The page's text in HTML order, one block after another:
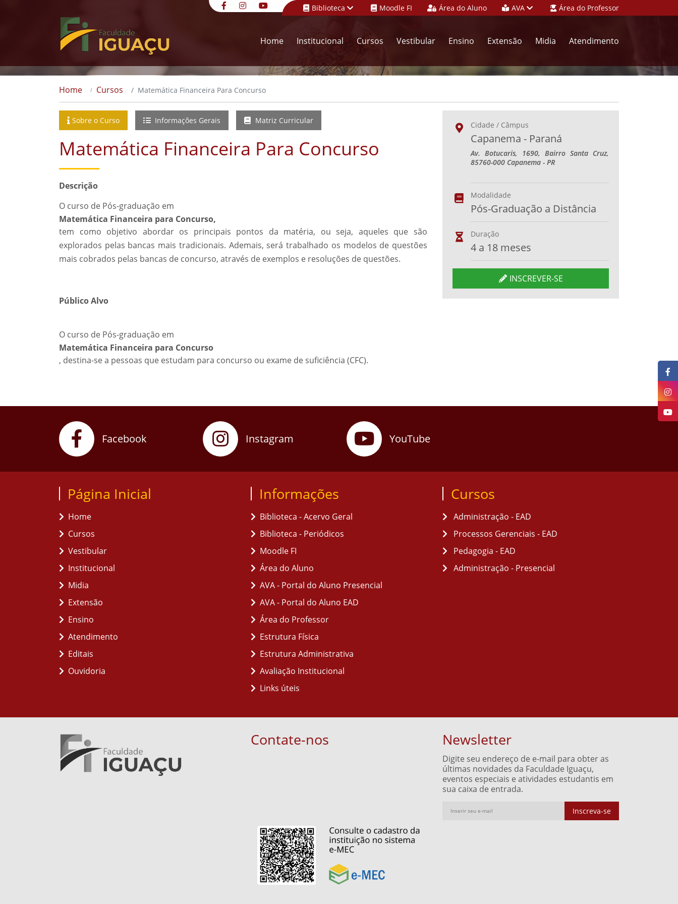
Biblioteca Moodle FI Área do Aluno AVA Área do Professor
Home Institucional Cursos Vestibular Ensino Extensão Midia Atendimento
Home Cursos Matemática Financeira Para Concurso
Sobre o Curso Informações Gerais Matriz Curricular
Matemática Financeira Para Concurso
Descrição
O curso de Pós-graduação em
Matemática Financeira para Concurso,
tem como objetivo abordar os principais pontos da matéria, ou seja, aqueles que são
explorados pelas bancas mais tradicionais. Ademais, será trabalhado os modelos de questões
mais cobrados pelas bancas de concurso, através de exemplos e resoluções de questões.
Público Alvo
O curso de Pós-graduação em
Matemática Financeira para Concurso
, destina-se a pessoas que estudam para concurso ou exame de suficiência (CFC).
Cidade / Câmpus
Capanema - Paraná
Av. Botucaris, 1690, Bairro Santa Cruz,
85760-000 Capanema - PR
Modalidade
Pós-Graduação a Distância
Duração
4 a 18 meses
INSCREVER-SE
Facebook Instagram YouTube
Página Inicial
Home
Cursos
Vestibular
Institucional
Midia
Extensão
Ensino
Atendimento
Editais
Ouvidoria
Informações
Biblioteca - Acervo Geral
Biblioteca - Periódicos
Moodle FI
Área do Aluno
AVA - Portal do Aluno Presencial
AVA - Portal do Aluno EAD
Área do Professor
Estrutura Física
Estrutura Administrativa
Avaliação Institucional
Links úteis
Cursos
Administração - EAD
Processos Gerenciais - EAD
Pedagogia - EAD
Administração - Presencial
Contate-nos Newsletter
Digite seu endereço de e-mail para obter as
últimas novidades da Faculdade Iguaçu,
eventos especiais e atividades estudantis em
sua caixa de entrada.
Inscreva-se